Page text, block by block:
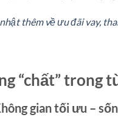
thêm về ưu đãi vay,
“chất” trong
gian tối ưu –